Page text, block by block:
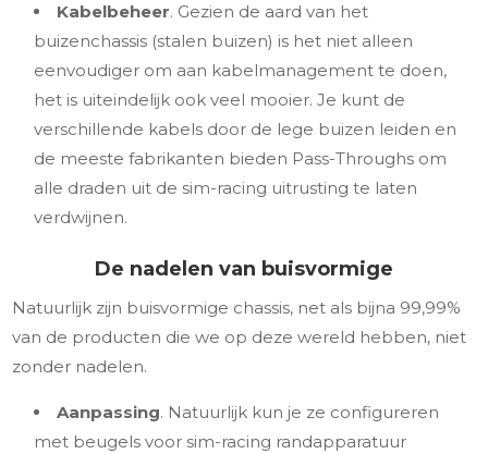
Kabelbeheer. Gezien de aard van het
buizenchassis (stalen buizen) is het niet alleen
eenvoudiger om aan kabelmanagement te doen,
het is uiteindelijk ook veel mooier. Je kunt de
verschillende kabels door de lege buizen leiden en
de meeste fabrikanten bieden Pass-Throughs om
alle draden uit de sim-racing uitrusting te laten
verdwijnen.
De nadelen van buisvormige
Natuurlijk zijn buisvormige chassis, net als bijna 99,99%
van de producten die we op deze wereld hebben, niet
zonder nadelen.
Aanpassing. Natuurlijk kun je ze configureren
met beugels voor sim-racing randapparatuur